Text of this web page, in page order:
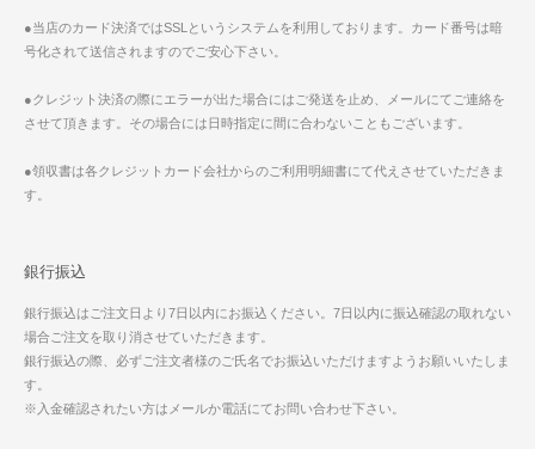
●当店のカード決済ではSSLというシステムを利用しております。カード番号は暗
号化されて送信されますのでご安心下さい。
●クレジット決済の際にエラーが出た場合にはご発送を止め、メールにてご連絡を
させて頂きます。その場合には日時指定に間に合わないこともございます。
●領収書は各クレジットカード会社からのご利用明細書にて代えさせていただきま
す。
銀行振込
銀行振込はご注文日より7日以内にお振込ください。7日以内に振込確認の取れない
場合ご注文を取り消させていただきます。
銀行振込の際、必ずご注文者様のご氏名でお振込いただけますようお願いいたしま
す。
※入金確認されたい方はメールか電話にてお問い合わせ下さい。